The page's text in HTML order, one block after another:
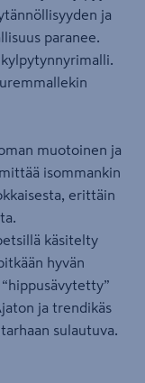
ja
paranee.
muotoinen ja
isommankin
erittäin
käsitelty
hyvän
ja trendikäs
sulautuva.